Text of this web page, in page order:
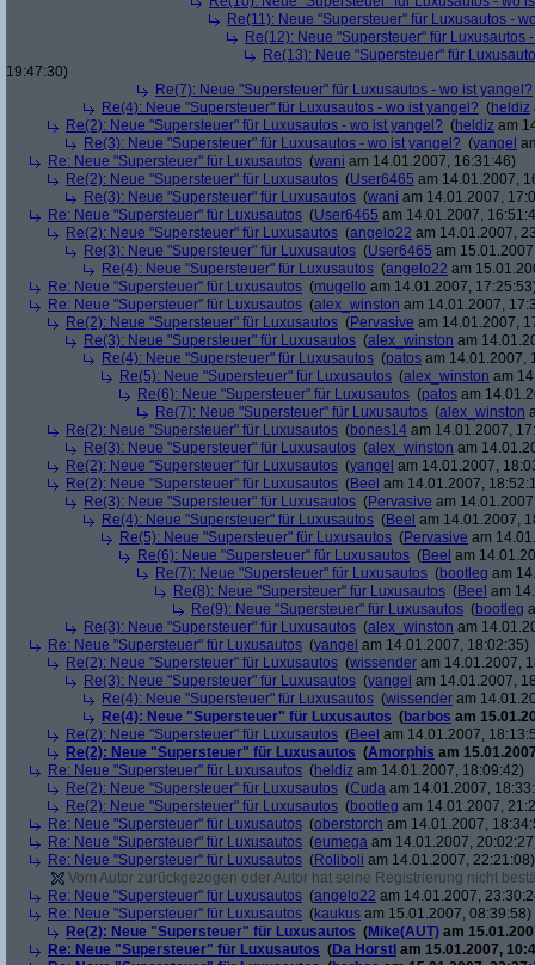
Re(11): Neue "Supersteuer" für Luxusautos -
Re(12): Neue "Supersteuer" für Luxusautos
Re(13): Neue "Supersteuer" für
19:47:30)
Re(7): Neue "Supersteuer" für Luxusautos - wo ist yangel?
Re(4): Neue "Supersteuer" für Luxusautos - wo ist yangel? (heldiz
Re(2): Neue "Supersteuer" für Luxusautos - wo ist yangel? (heldiz am
Re(3): Neue "Supersteuer" für Luxusautos - wo ist yangel? (yangel
Re: Neue "Supersteuer" für Luxusautos (wani am 14.01.2007, 16:31:46)
Re(2): Neue "Supersteuer" für Luxusautos (User6465 am 14.01.2007,
Re(3): Neue "Supersteuer" für Luxusautos (wani am 14.01.2007,
Re: Neue "Supersteuer" für Luxusautos (User6465 am 14.01.2007,
Re(2): Neue "Supersteuer" für Luxusautos (angelo22 am 14.01.2007,
Re(3): Neue "Supersteuer" für Luxusautos (User6465 am
Re(4): Neue "Supersteuer" für Luxusautos (angelo22 am
Re: Neue "Supersteuer" für Luxusautos (mugello am 14.01.2007,
Re: Neue "Supersteuer" für Luxusautos (alex_winston am 14.01.2007,
Re(2): Neue "Supersteuer" für Luxusautos (Pervasive am 14.01.2007,
Re(3): Neue "Supersteuer" für Luxusautos (alex_winston am
Re(4): Neue "Supersteuer" für Luxusautos (patos am 14.01.2007,
Re(5): Neue "Supersteuer" für Luxusautos (alex_winston am
Re(6): Neue "Supersteuer" für Luxusautos (patos am
Re(7): Neue "Supersteuer" für Luxusautos (alex_winston
Re(2): Neue "Supersteuer" für Luxusautos (bones14 am 14.01.2007,
Re(3): Neue "Supersteuer" für Luxusautos (alex_winston am
Re(2): Neue "Supersteuer" für Luxusautos (yangel am 14.01.2007,
Re(2): Neue "Supersteuer" für Luxusautos (Beel am 14.01.2007,
Re(3): Neue "Supersteuer" für Luxusautos (Pervasive am
Re(4): Neue "Supersteuer" für Luxusautos (Beel am 14.01.2007,
Re(5): Neue "Supersteuer" für Luxusautos (Pervasive am
Re(6): Neue "Supersteuer" für Luxusautos (Beel am
Re(7): Neue "Supersteuer" für Luxusautos (bootleg am
Re(8): Neue "Supersteuer" für Luxusautos (Beel am
Re(9): Neue "Supersteuer" für Luxusautos (bootleg
Re(3): Neue "Supersteuer" für Luxusautos (alex_winston am
Re: Neue "Supersteuer" für Luxusautos (yangel am 14.01.2007, 18:02:35)
Re(2): Neue "Supersteuer" für Luxusautos (wissender am 14.01.2007,
Re(3): Neue "Supersteuer" für Luxusautos (yangel am 14.01.2007,
Re(4): Neue "Supersteuer" für Luxusautos (wissender am
Re(4): Neue "Supersteuer" für Luxusautos (barbos am
Re(2): Neue "Supersteuer" für Luxusautos (Beel am 14.01.2007,
Re(2): Neue "Supersteuer" für Luxusautos (Amorphis am
Re: Neue "Supersteuer" für Luxusautos (heldiz am 14.01.2007, 18:09:42)
Re(2): Neue "Supersteuer" für Luxusautos (Cuda am 14.01.2007,
Re(2): Neue "Supersteuer" für Luxusautos (bootleg am 14.01.2007,
Re: Neue "Supersteuer" für Luxusautos (oberstorch am 14.01.2007,
Re: Neue "Supersteuer" für Luxusautos (eumega am 14.01.2007,
Re: Neue "Supersteuer" für Luxusautos (Roliboli am 14.01.2007, 22:21:08)
Vom Autor zurückgezogen oder Autor hat seine Registrierung nicht
Re: Neue "Supersteuer" für Luxusautos (angelo22 am 14.01.2007,
Re: Neue "Supersteuer" für Luxusautos (kaukus am 15.01.2007, 08:39:58)
Re(2): Neue "Supersteuer" für Luxusautos (Mike(AUT) am
Re: Neue "Supersteuer" für Luxusautos (Da Horstl am 15.01.2007,